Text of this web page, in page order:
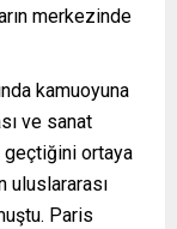
merkezinde
kamuoyuna
ve sanat
geçtiğini ortaya
uluslararası
Paris